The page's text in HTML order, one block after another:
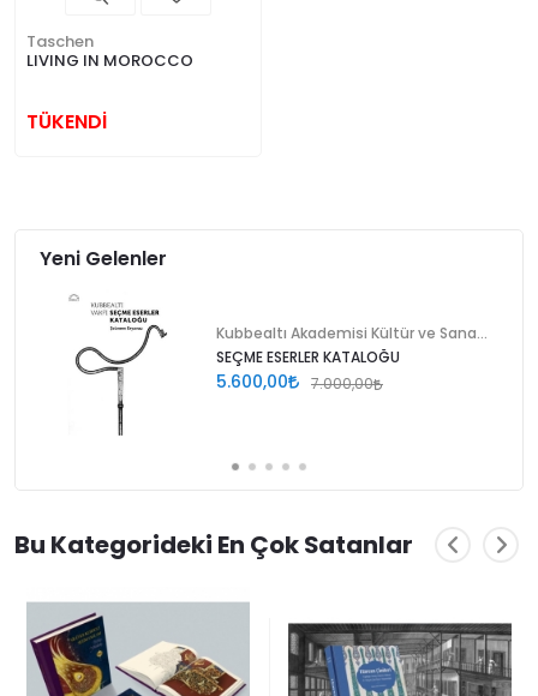
Taschen
LIVING IN MOROCCO
TÜKENDİ
Yeni Gelenler
SEÇME ESERLER KATALOĞU
5.600,00 7.000,00
Bu Kategorideki En Çok Satanlar